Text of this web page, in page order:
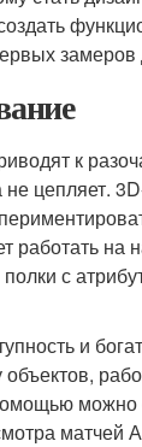
к
цепляет.
работать
с
и
можно
матчей